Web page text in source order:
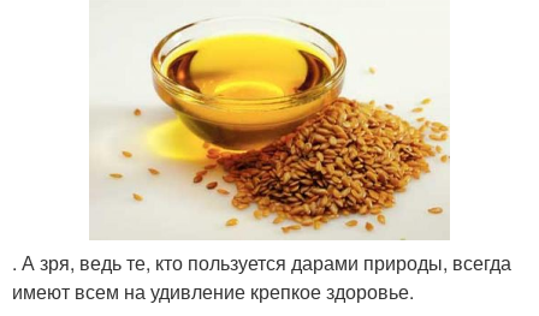
. А зря, ведь те, кто пользуется дарами природы, всегда
имеют всем на удивление крепкое здоровье.